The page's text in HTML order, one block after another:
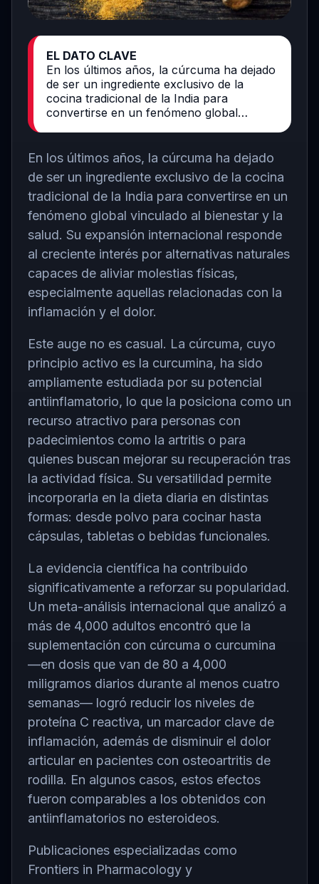
EL DATO CLAVE
En los últimos años, la cúrcuma ha dejado
de ser un ingrediente exclusivo de la
cocina tradicional de la India para
convertirse en un fenómeno global…
En los últimos años, la cúrcuma ha dejado
de ser un ingrediente exclusivo de la cocina
tradicional de la India para convertirse en un
fenómeno global vinculado al bienestar y la
salud. Su expansión internacional responde
al creciente interés por alternativas naturales
capaces de aliviar molestias físicas,
especialmente aquellas relacionadas con la
inflamación y el dolor.
Este auge no es casual. La cúrcuma, cuyo
principio activo es la curcumina, ha sido
ampliamente estudiada por su potencial
antiinflamatorio, lo que la posiciona como un
recurso atractivo para personas con
padecimientos como la artritis o para
quienes buscan mejorar su recuperación tras
la actividad física. Su versatilidad permite
incorporarla en la dieta diaria en distintas
formas: desde polvo para cocinar hasta
cápsulas, tabletas o bebidas funcionales.
La evidencia científica ha contribuido
significativamente a reforzar su popularidad.
Un meta-análisis internacional que analizó a
más de 4,000 adultos encontró que la
suplementación con cúrcuma o curcumina
—en dosis que van de 80 a 4,000
miligramos diarios durante al menos cuatro
semanas— logró reducir los niveles de
proteína C reactiva, un marcador clave de
inflamación, además de disminuir el dolor
articular en pacientes con osteoartritis de
rodilla. En algunos casos, estos efectos
fueron comparables a los obtenidos con
antiinflamatorios no esteroideos.
Publicaciones especializadas como
Frontiers in Pharmacology y